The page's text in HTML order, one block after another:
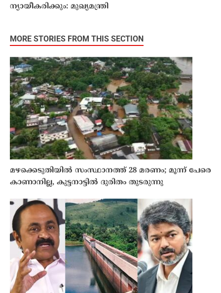
ന്യായീകരിക്കും: മുഖ്യമന്ത്രി
MORE STORIES FROM THIS SECTION
മഴക്കെടുതിയിൽ സംസ്ഥാനത്ത് 28 മരണം; മൂന്ന് പേരെ
കാണാനില്ല, കുട്ടനാട്ടിൽ ദുരിതം തുടരുന്നു